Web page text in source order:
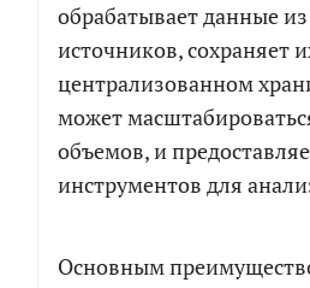
обрабатывает данные
источников, сохраняет
централизованном
может
объемов, и
инструментов для
Основным